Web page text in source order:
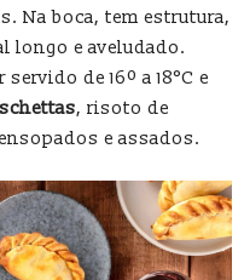
Na boca, tem estrutura,
longo e aveludado.
de 16º a 18°C e
, risoto de
e assados.